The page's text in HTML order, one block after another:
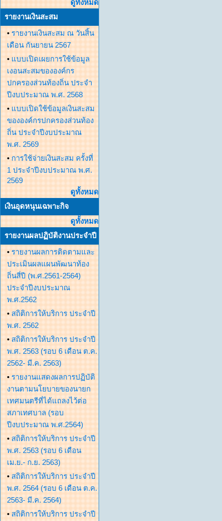
ดูทั้งหมด
รายงานเงินสะสม
• รายงานเงินสะสม ณ วันสิ้น
เดือน กันยายน 2567
• แบบเปิดเผยการใช้ข้อมูล
เงอนสะสมขององค์กร
ปกครองส่วนท้องถิ่น ประจำ
ปีงบประมาณ พ.ศ. 2568
• แบบเปิดใช้ข้อมูลเงินสะสม
ขององค์กรปกครองส่วนท้อง
ถิ่น ประจำปีงบประมาณ
พ.ศ. 2569
• การใช้จ่ายเงินสะสม ครั้งที่
1 ประจำปีงบประมาณ พ.ศ.
2569
ดูทั้งหมด
เงินอุดหนุนเฉพาะกิจ
ดูทั้งหมด
รายงานผลปฏิบัติงานประจำปี
• รายงานผลการติดตามและ
ประเมินผลแผนพัฒนาท้อง
ถิ่นสี่ปี (พ.ศ.2561-2564)
ประจำปีงบประมาณ
พ.ศ.2562
• สถิติการให้บริการ ประจำปี
พ.ศ. 2562
• สถิติการให้บริการ ประจำปี
พ.ศ. 2563 (รอบ 6 เดือน ต.ค.
2562- มี.ค. 2563)
• รายงานแสดงผลการปฏิบัติ
งานตามนโยบายของนายก
เทศมนตรีที่ได้แถลงไว้ต่อ
สภาเทศบาล (รอบ
ปีงบประมาณ พ.ศ.2564)
• สถิติการให้บริการ ประจำปี
พ.ศ. 2563 (รอบ 6 เดือน
เม.ย.- ก.ย. 2563)
• สถิติการให้บริการ ประจำปี
พ.ศ. 2564 (รอบ 6 เดือน ต.ค.
2563- มี.ค. 2564)
• สถิติการให้บริการ ประจำปี